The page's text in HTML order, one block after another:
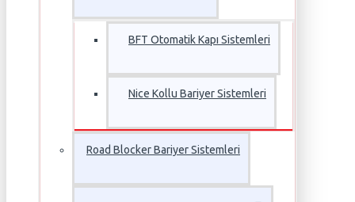
BFT Otomatik Kapı Sistemleri
Nice Kollu Bariyer Sistemleri
Road Blocker Bariyer Sistemleri